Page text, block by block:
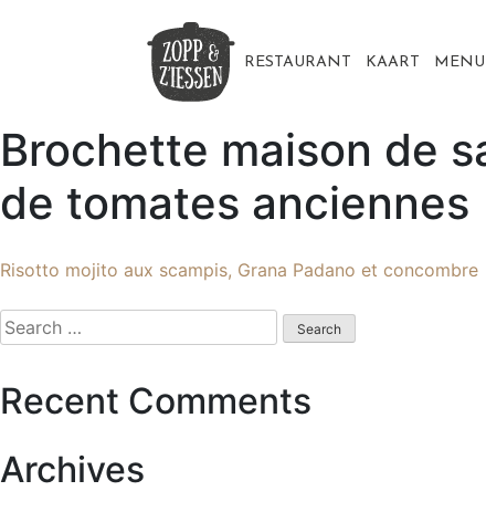
RESTAURANT KAART MENU
Brochette maison de
de tomates anciennes
Post
navigation
Risotto mojito aux scampis, Grana Padano et concombre
Search
for:
Recent Comments
Archives